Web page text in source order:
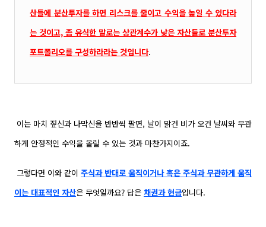
산들에 분산투자를 하면 리스크를 줄이고 수익을 높일 수 있다라
는 것이고, 좀 유식한 말로는 상관계수가 낮은 자산들로 분산투자
포트폴리오를 구성하라라는 것입니다.
이는 마치 짚신과 나막신을 반반씩 팔면, 날이 맑건 비가 오건 날씨와 무관
하게 안정적인 수익을 올릴 수 있는 것과 마찬가지이죠.
그렇다면 이와 같이 주식과 반대로 움직이거나 혹은 주식과 무관하게 움직
이는 대표적인 자산은 무엇일까요? 답은 채권과 현금입니다.